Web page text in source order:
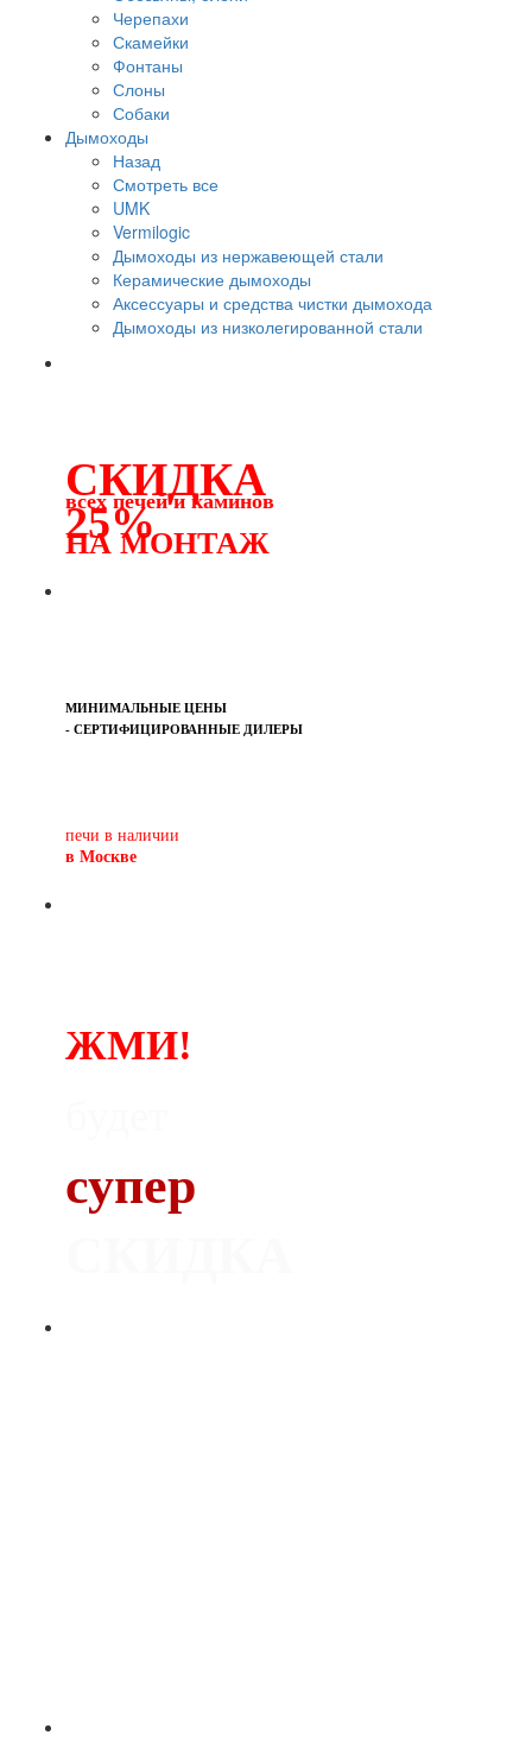
Черепахи
Скамейки
Фонтаны
Слоны
Собаки
Дымоходы
Назад
Смотреть все
UMK
Vermilogic
Дымоходы из нержавеющей стали
Керамические дымоходы
Аксессуары и средства чистки дымохода
Дымоходы из низколегированной стали
СКИДКА
всех печей и каминов
25%
НА МОНТАЖ
МИНИМАЛЬНЫЕ ЦЕНЫ
- СЕРТИФИЦИРОВАННЫЕ ДИЛЕРЫ
печи в наличии
в Москве
ЖМИ!
супер